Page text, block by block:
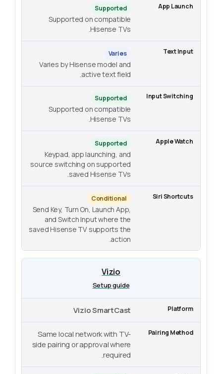
Supported
Supported on compatible
Hisense TVs.
Varies
Varies by Hisense model and
active text field.
Supported
Supported on compatible
Hisense TVs.
Supported
Keypad, app launching, and
source switching on supported
saved Hisense TVs.
Conditional
Send Key, Turn On, Launch App,
and Switch Input where the
saved Hisense TV supports the
action.
Vizio
Setup guide
Vizio SmartCast
Same local network with TV-
side pairing or approval where
required.